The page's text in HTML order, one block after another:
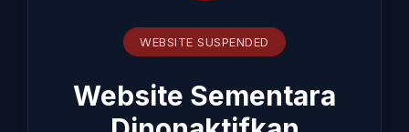
WEBSITE SUSPENDED
Website Sementara